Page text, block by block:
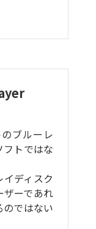
ブルーレ
トではな
ディスク
ザーであれ
ではない